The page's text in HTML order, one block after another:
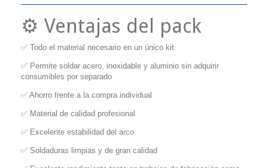
⚙️ Ventajas del pack
✅ Todo el material necesario en un único kit
✅ Permite soldar acero, inoxidable y aluminio sin adquirir
consumibles por separado
✅ Ahorro frente a la compra individual
✅ Material de calidad profesional
✅ Excelente estabilidad del arco
✅ Soldaduras limpias y de gran calidad